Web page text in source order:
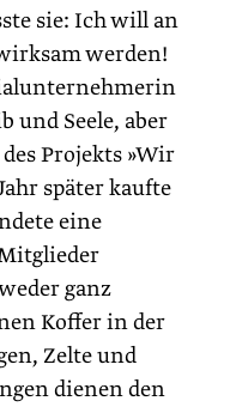
sie: Ich will an
werden!
und Seele, aber
Projekts »Wir
später kaufte
eine
ganz
Koffer in der
Zelte und
dienen den